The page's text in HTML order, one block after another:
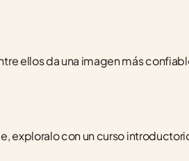
ellos da una imagen más
exploralo con un curso